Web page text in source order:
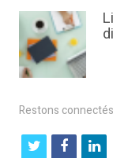
Restons connectés
t
f
l